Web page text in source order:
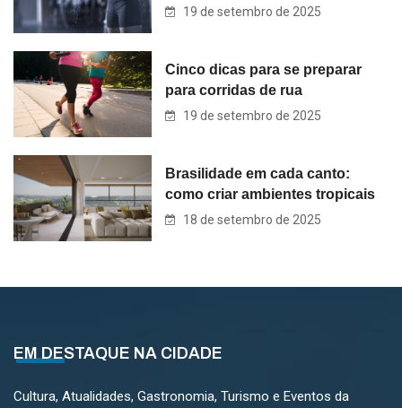
19 de setembro de 2025
Cinco dicas para se preparar
para corridas de rua
19 de setembro de 2025
Brasilidade em cada canto:
como criar ambientes tropicais
18 de setembro de 2025
EM DESTAQUE NA CIDADE
Cultura, Atualidades, Gastronomia, Turismo e Eventos da